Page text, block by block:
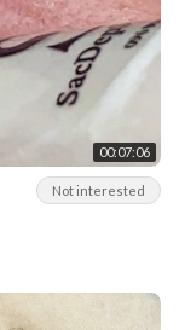
00:07:06
Not interested